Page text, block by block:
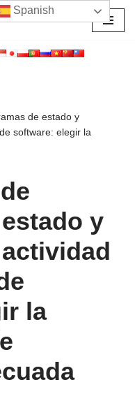
de estado y
software: elegir la
y
la
Spanish